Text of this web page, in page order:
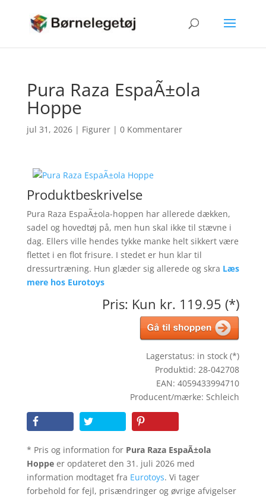
Pura Raza EspaÃ±ola
Hoppe
jul 31, 2026| Figurer| 0 Kommentarer
Produktbeskrivelse
Pura Raza EspaÃ±ola-hoppen har allerede dækken,
sadel og hovedtøj på, men hun skal ikke til stævne i
dag. Ellers ville hendes tykke manke helt sikkert være
flettet i en flot frisure. I stedet er hun klar til
dressurtræning. Hun glæder sig allerede og skra Læs
mere hos Eurotoys
Pris: Kun kr. 119.95 (*)
Lagerstatus: in stock (*)
Produktid: 28-042708
EAN: 4059433994710
Producent/mærke: Schleich
* Pris og information for Pura Raza EspaÃ±ola
Hoppeer opdateret den 31. juli 2026 med
information modtaget fra Eurotoys. Vi tager
forbehold for fejl, prisændringer og øvrige afvigelser